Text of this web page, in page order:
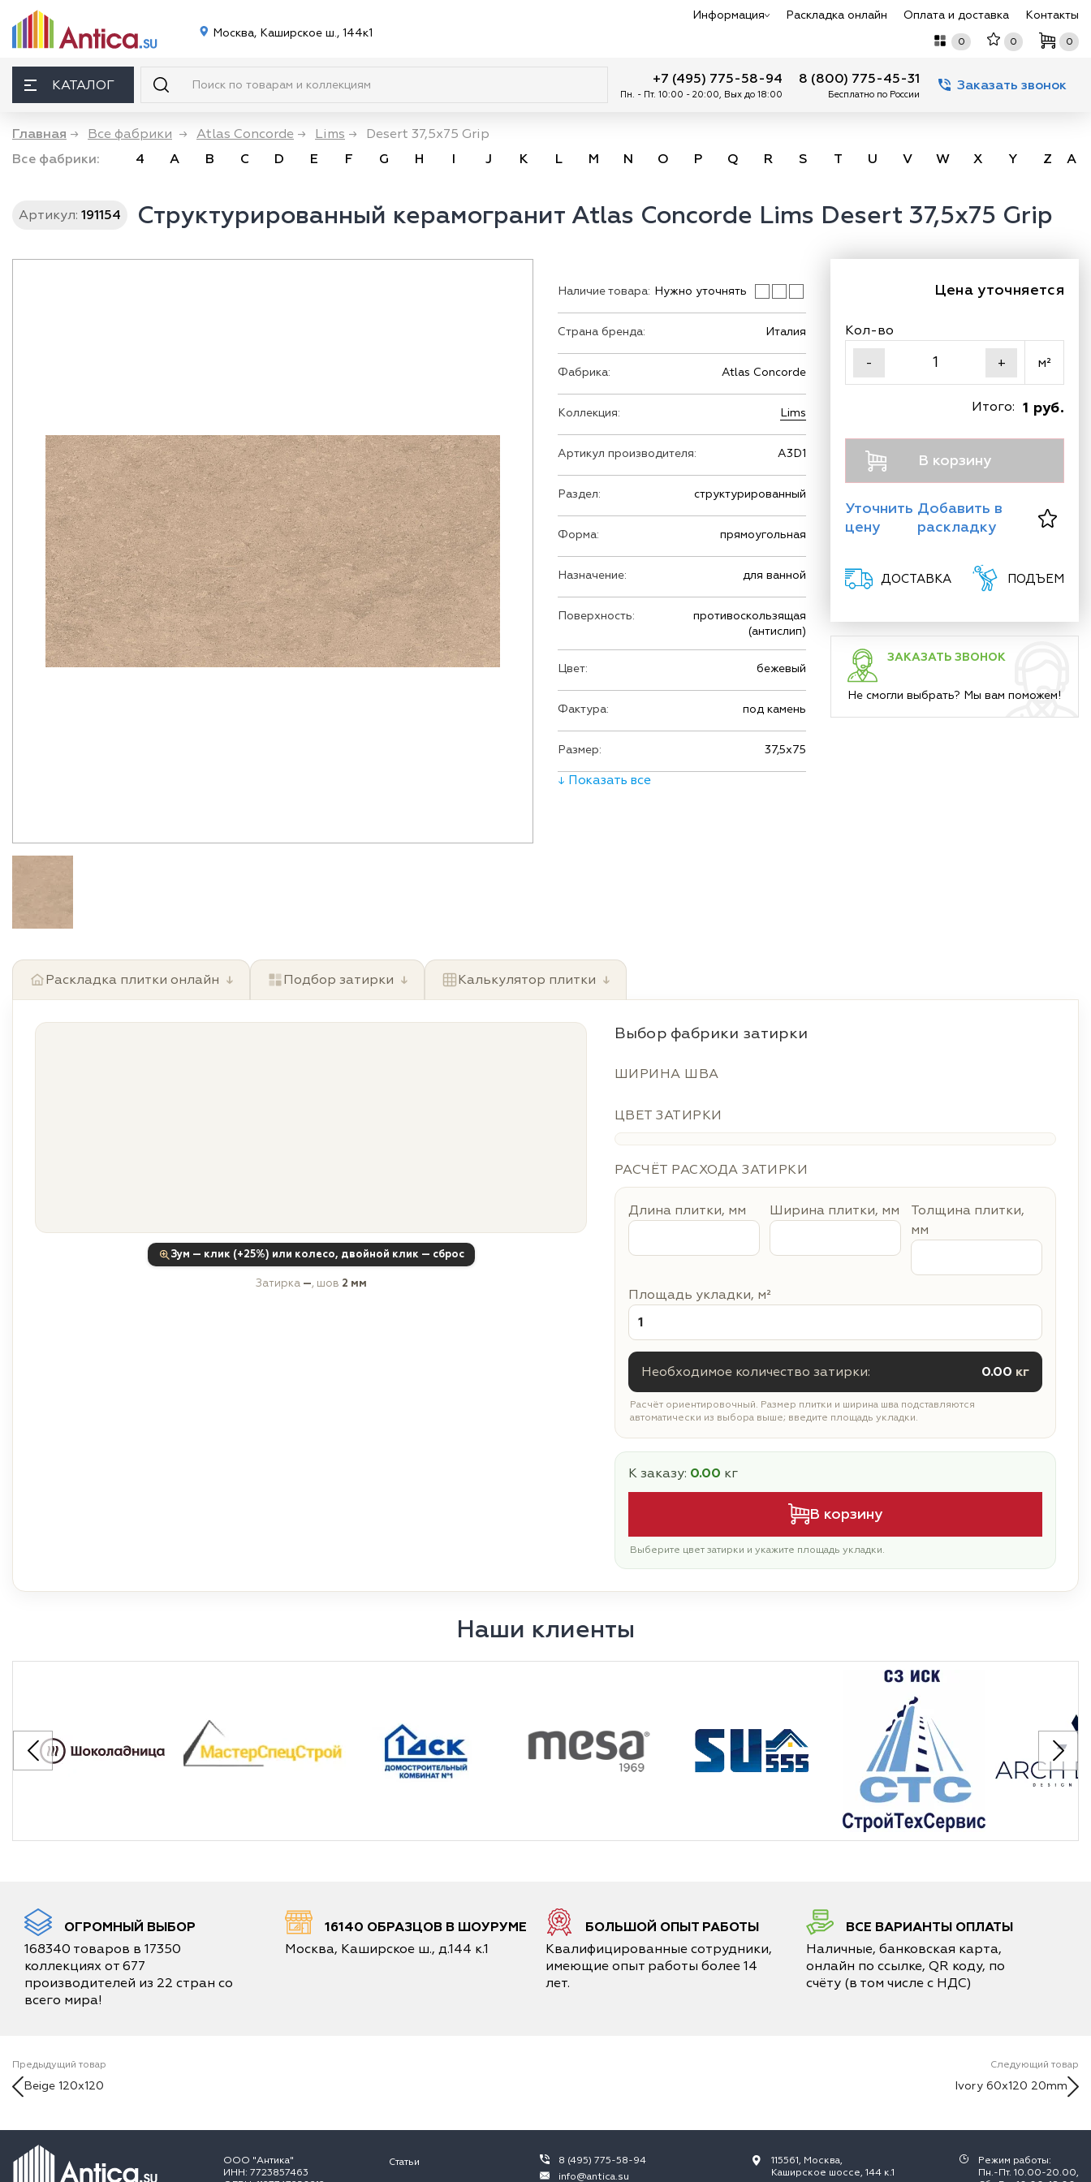
Москва, Каширское ш., 144к1
Информация Раскладка онлайн Оплата и доставка Контакты
0 0 0
КАТАЛОГ +7 (495) 775-58-94
Пн. - Пт. 10:00 - 20:00, Вых до 18:00
8 (800) 775-45-31
Бесплатно по России
Заказать звонок
Главная → Все фабрики → Atlas Concorde → Lims →
Desert 37,5x75 Grip
Все фабрики:
4 A B C D E F G H I J K L M N O P Q R S T U V W X Y Z А -
Артикул: 191154 Структурированный керамогранит Atlas Concorde Lims Desert 37,5x75 Grip
Наличие товара: Нужно уточнять
Страна бренда: Италия
Фабрика: Atlas Concorde
Коллекция: Lims
Артикул производителя: A3D1
Раздел: структурированный
Форма: прямоугольная
Назначение: для ванной
Поверхность:
противоскользящая
(антислип)
Цвет: бежевый
Фактура: под камень
Размер: 37,5х75
↓ Показать все
Цена уточняется
Кол-во
-
+ м²
1 руб.
Итого:
В корзину
Уточнить
цену
Добавить в
раскладку
ДОСТАВКА ПОДЪЕМ
ЗАКАЗАТЬ ЗВОНОК
Не смогли выбрать? Мы вам поможем!
Раскладка плитки онлайн ↓ Подбор затирки ↓ Калькулятор плитки ↓
Зум — клик (+25%) или колесо, двойной клик — сброс
Затирка —, шов 2 мм
Выбор фабрики затирки
ШИРИНА ШВА
ЦВЕТ ЗАТИРКИ
РАСЧЁТ РАСХОДА ЗАТИРКИ
Длина плитки, мм Ширина плитки, мм
Толщина плитки,
мм
Площадь укладки, м²
Необходимое количество затирки: 0.00 кг
Расчёт ориентировочный. Размер плитки и ширина шва подставляются
автоматически из выбора выше; введите площадь укладки.
К заказу: 0.00 кг
В корзину
Выберите цвет затирки и укажите площадь укладки.
Наши клиенты
ОГРОМНЫЙ ВЫБОР
168340 товаров в 17350
коллекциях от 677
производителей из 22 стран со
всего мира!
16140 ОБРАЗЦОВ В ШОУРУМЕ
Москва, Каширское ш., д.144 к.1
БОЛЬШОЙ ОПЫТ РАБОТЫ
Квалифицированные сотрудники,
имеющие опыт работы более 14
лет.
ВСЕ ВАРИАНТЫ ОПЛАТЫ
Наличные, банковская карта,
онлайн по ссылке, QR коду, по
счёту (в том числе с НДС)
Предыдущий товар
Beige 120x120
Следующий товар
Ivory 60x120 20mm
ООО "Антика"
ИНН: 7723857463
Статьи
8 (495) 775-58-94
info@antica.su
115561, Москва,
Каширское шоссе, 144 к.1
Режим работы:
Пн.-Пт. 10.00-20.00,